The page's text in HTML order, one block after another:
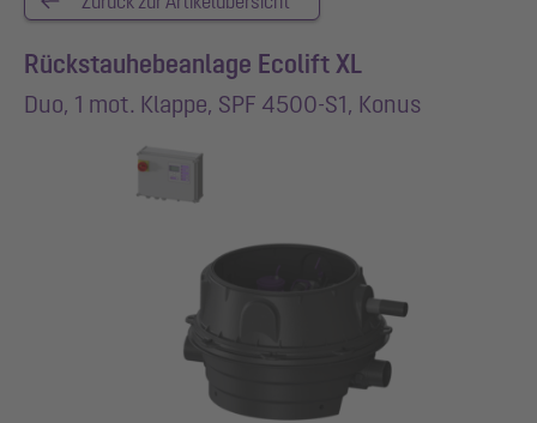
Rückstauhebeanlage Ecolift XL
Duo, 1 mot. Klappe, SPF 4500-S1, Konus